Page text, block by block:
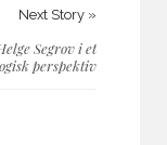
Next Story »
Segrov i et
perspektiv